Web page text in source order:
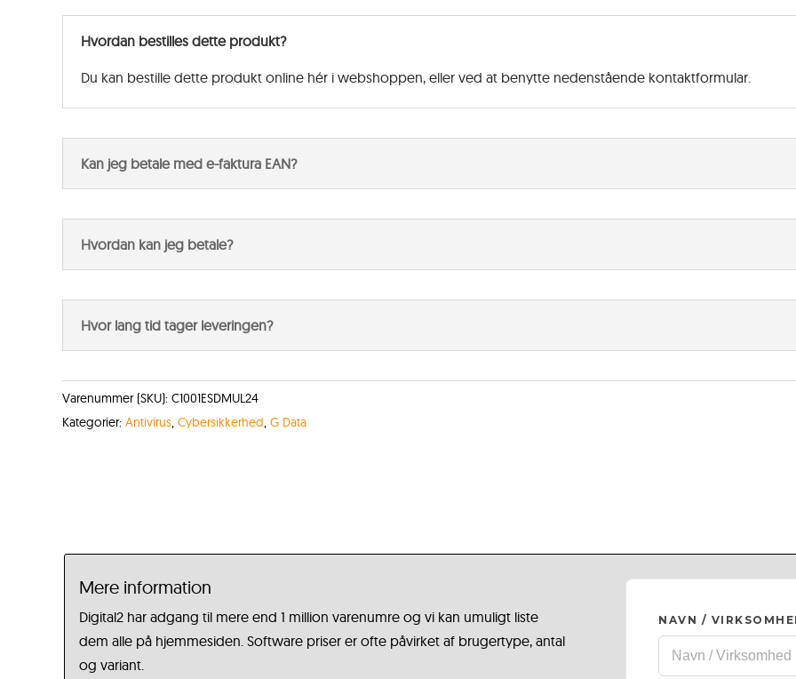
Hvordan bestilles dette produkt?
Du kan bestille dette produkt online hér i webshoppen, eller ved at benytte nedenstående kontaktformular.
Kan jeg betale med e-faktura EAN?
Hvordan kan jeg betale?
Hvor lang tid tager leveringen?
Varenummer (SKU): C1001ESDMUL24
Kategorier: Antivirus, Cybersikkerhed, G Data
Mere information
Digital2 har adgang til mere end 1 million varenumre og vi kan umuligt liste
dem alle på hjemmesiden. Software priser er ofte påvirket af brugertype, antal
og variant.
NAVN /